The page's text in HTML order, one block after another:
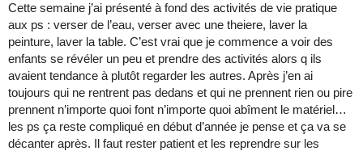
Cette semaine j’ai présenté à fond des activités de vie pratique
aux ps : verser de l’eau, verser avec une theiere, laver la
peinture, laver la table. C’est vrai que je commence a voir des
enfants se révéler un peu et prendre des activités alors q ils
avaient tendance à plutôt regarder les autres. Après j’en ai
toujours qui ne rentrent pas dedans et qui ne prennent rien ou pire
prennent n’importe quoi font n’importe quoi abîment le matériel…
les ps ça reste compliqué en début d’année je pense et ça va se
décanter après. Il faut rester patient et les reprendre sur les